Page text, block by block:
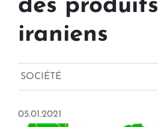
des produits
iraniens
SOCIÉTÉ
05.01.2021